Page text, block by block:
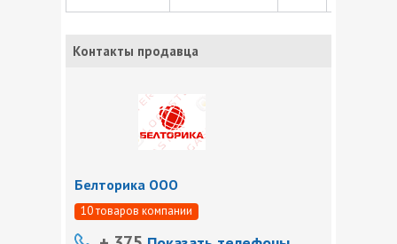
Контакты продавца
Белторика ООО
10 товаров компании